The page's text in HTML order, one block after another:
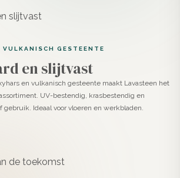
wanden, meubels en trappen in
en bestand tegen intensief
badkamers, douches, keukens en
van Lavasteen gietvloer
VULKANISCH GESTEENTE
en slijtvast
en vulkanisch gesteente maakt Lavasteen het
UV-bestendig, krasbestendig en
gebruik. Ideaal voor vloeren en werkbladen.